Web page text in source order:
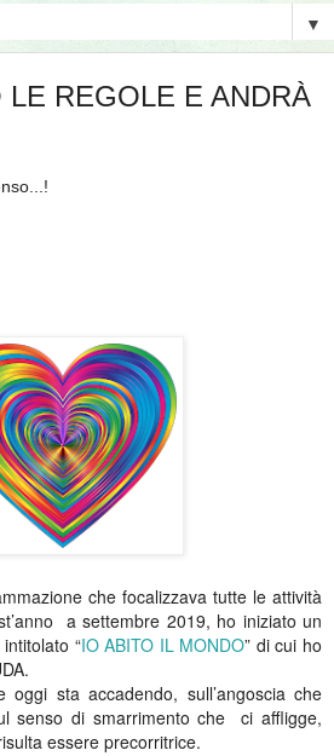
▼
LE REGOLE E ANDRÀ
che focalizzava tutte le attività
a settembre 2019, ho iniziato un
“IO ABITO IL MONDO” di cui ho
oggi sta accadendo, sull’angoscia che
senso di smarrimento che ci affligge,
essere precorritrice.